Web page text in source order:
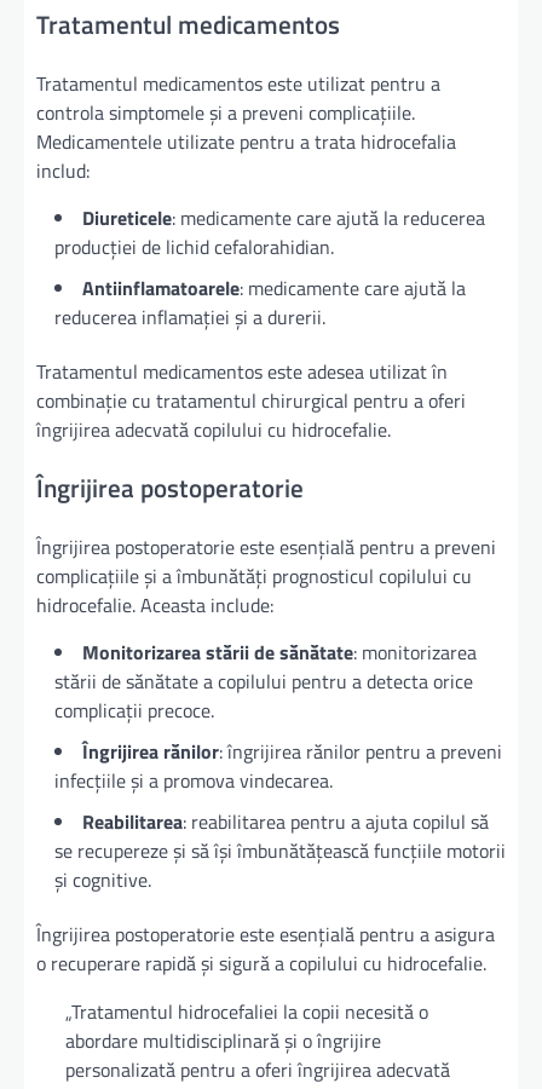
Tratamentul medicamentos
Tratamentul medicamentos este utilizat pentru a
controla simptomele și a preveni complicațiile.
Medicamentele utilizate pentru a trata hidrocefalia
includ:
Diureticele: medicamente care ajută la reducerea
producției de lichid cefalorahidian.
Antiinflamatoarele: medicamente care ajută la
reducerea inflamației și a durerii.
Tratamentul medicamentos este adesea utilizat în
combinație cu tratamentul chirurgical pentru a oferi
îngrijirea adecvată copilului cu hidrocefalie.
Îngrijirea postoperatorie
Îngrijirea postoperatorie este esențială pentru a preveni
complicațiile și a îmbunătăți prognosticul copilului cu
hidrocefalie. Aceasta include:
Monitorizarea stării de sănătate: monitorizarea
stării de sănătate a copilului pentru a detecta orice
complicații precoce.
Îngrijirea rănilor: îngrijirea rănilor pentru a preveni
infecțiile și a promova vindecarea.
Reabilitarea: reabilitarea pentru a ajuta copilul să
se recupereze și să își îmbunătățească funcțiile motorii
și cognitive.
Îngrijirea postoperatorie este esențială pentru a asigura
o recuperare rapidă și sigură a copilului cu hidrocefalie.
„Tratamentul hidrocefaliei la copii necesită o
abordare multidisciplinară și o îngrijire
personalizată pentru a oferi îngrijirea adecvată